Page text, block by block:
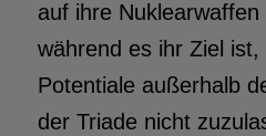
auf ihre
während es ihr Ziel
Potentiale außerhalb
der Triade nicht